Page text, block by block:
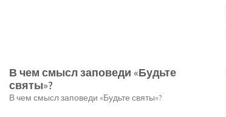
В чем смысл заповеди «Будьте
святы»?
В чем смысл заповеди «Будьте святы»?